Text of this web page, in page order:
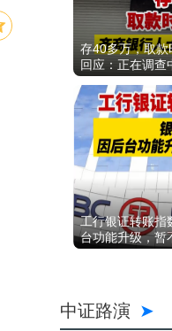
存40多万，取
回应：正在调查
工行银证转账指
台功能升级，暂
中证路演